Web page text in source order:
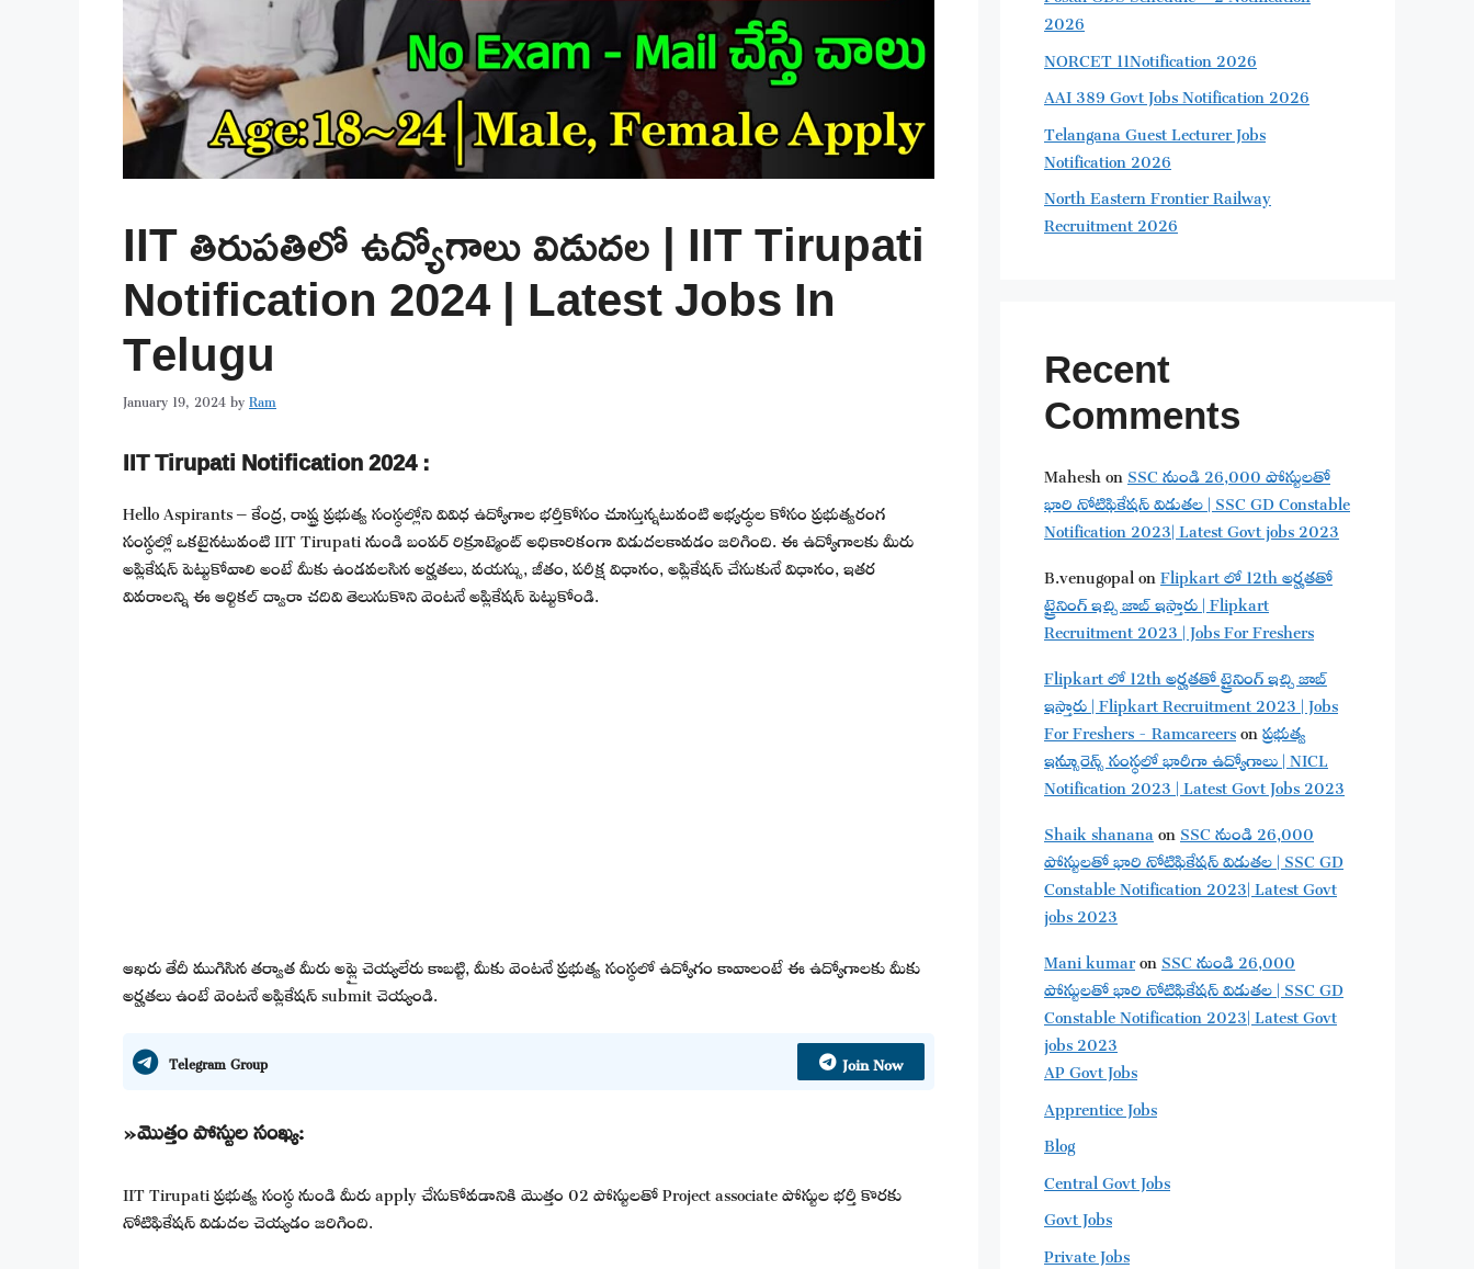
IIT తిరుపతిలో ఉద్యోగాలు విడుదల | IIT Tirupati
Notification 2024 | Latest Jobs In
Telugu
January 19, 2024byRam
IIT Tirupati Notification 2024 :
Hello Aspirants – కేంద్ర, రాష్ట్ర ప్రభుత్వ సంస్థల్లోని వివిధ ఉద్యోగాల భర్తీకోసం చూస్తున్నటువంటి అభ్యర్థుల కోసం ప్రభుత్వరంగ
సంస్థల్లో ఒకటైనటువంటి IIT Tirupati నుండి బంపర్ రిక్రూట్మెంట్ అధికారికంగా విడుదలకావడం జరిగింది. ఈ ఉద్యోగాలకు మీరు
అప్లికేషన్ పెట్టుకోవాలి అంటే మీకు ఉండవలసిన అర్హతలు, వయస్సు, జీతం, పరీక్ష విధానం, అప్లికేషన్ చేసుకునే విధానం, ఇతర
వివరాలన్ని ఈ ఆర్టికల్ ద్వారా చదివి తెలుసుకొని వెంటనే అప్లికేషన్ పెట్టుకోండి.
ఆఖరు తేదీ ముగిసిన తర్వాత మీరు అప్లై చెయ్యలేరు కాబట్టి, మీకు వెంటనే ప్రభుత్వ సంస్థలో ఉద్యోగం కావాలంటే ఈ ఉద్యోగాలకు మీకు
అర్హతలు ఉంటే వెంటనే అప్లికేషన్ submit చెయ్యండి.
Telegram Group Join Now
»మొత్తం పోస్టుల సంఖ్య:
IIT Tirupati ప్రభుత్వ సంస్థ నుండి మీరు apply చేసుకోవడానికి మొత్తం 02 పోస్టులతో Project associate పోస్టుల భర్తీ కొరకు
నోటిఫికేషన్ విడుదల చెయ్యడం జరిగింది.
2026
NORCET 11Notification 2026
AAI 389 Govt Jobs Notification 2026
Telangana Guest Lecturer Jobs
Notification 2026
North Eastern Frontier Railway
Recruitment 2026
Recent
Comments
MaheshonSSC నుండి 26,000 పోస్టులతో
భారి నోటిఫికేషన్ విడుతల | SSC GD Constable
Notification 2023| Latest Govt jobs 2023
B.venugopalonFlipkart లో 12th అర్హతతో
ట్రైనింగ్ ఇచ్చి జాబ్ ఇస్తారు | Flipkart
Recruitment 2023 | Jobs For Freshers
Flipkart లో 12th అర్హతతో ట్రైనింగ్ ఇచ్చి జాబ్
ఇస్తారు | Flipkart Recruitment 2023 | Jobs
For Freshers - Ramcareersonప్రభుత్వ
ఇన్సూరెన్స్ సంస్థలో భారీగా ఉద్యోగాలు | NICL
Notification 2023 | Latest Govt Jobs 2023
Shaik shananaonSSC నుండి 26,000
పోస్టులతో భారి నోటిఫికేషన్ విడుతల | SSC GD
Constable Notification 2023| Latest Govt
jobs 2023
Mani kumaronSSC నుండి 26,000
పోస్టులతో భారి నోటిఫికేషన్ విడుతల | SSC GD
Constable Notification 2023| Latest Govt
jobs 2023
AP Govt Jobs
Apprentice Jobs
Blog
Central Govt Jobs
Govt Jobs
Private Jobs